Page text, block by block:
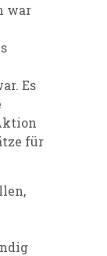
war
Es
für